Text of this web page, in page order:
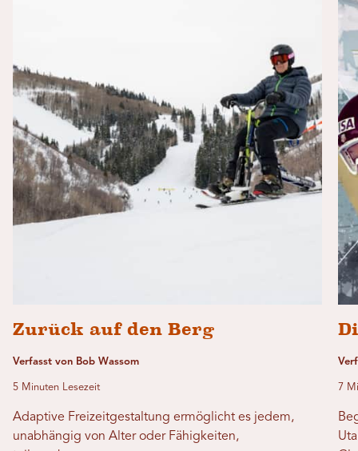
Zurück auf den Berg
Verfasst von Bob Wassom
5 Minuten Lesezeit
Adaptive Freizeitgestaltung ermöglicht es jedem,
unabhängig von Alter oder Fähigkeiten,
7